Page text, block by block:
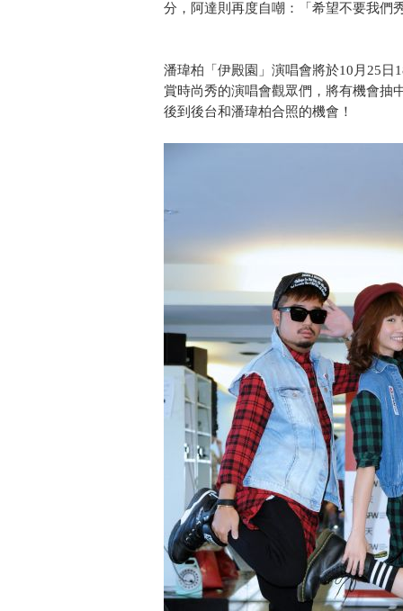
分，阿達則再度自嘲：「希望不要我們
潘瑋柏「伊殿園」演唱會將於10月25日
賞時尚秀的演唱會觀眾們，將有機會抽
後到後台和潘瑋柏合照的機會！